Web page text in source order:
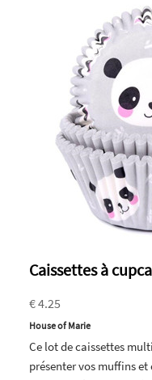
Caissettes à
€ 4.25
House of Marie
Ce lot de caissettes
présenter vos muffins